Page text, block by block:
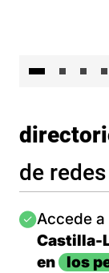
de
Imagen
Accede
Castilla-
en
los